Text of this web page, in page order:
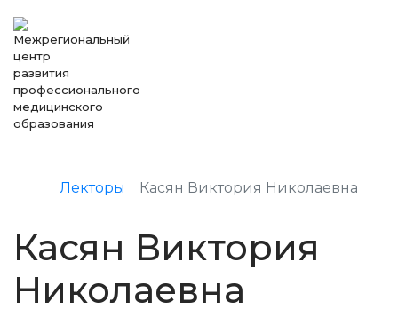
Лекторы Касян Виктория Николаевна
Касян Виктория
Николаевна